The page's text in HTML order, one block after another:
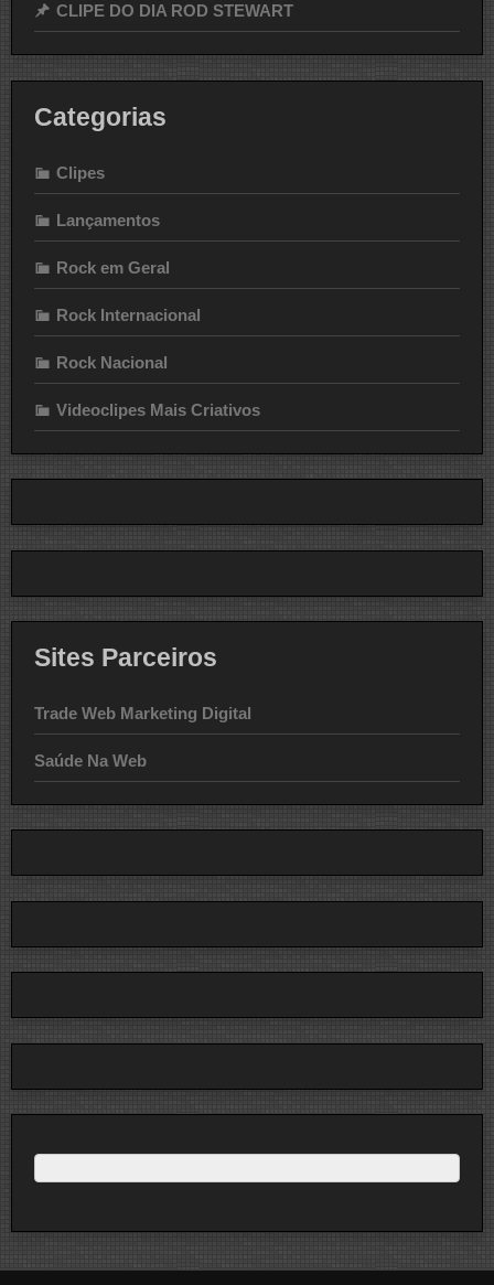
CLIPE DO DIA ROD STEWART
Categorias
Clipes
Lançamentos
Rock em Geral
Rock Internacional
Rock Nacional
Videoclipes Mais Criativos
Sites Parceiros
Trade Web Marketing Digital
Saúde Na Web